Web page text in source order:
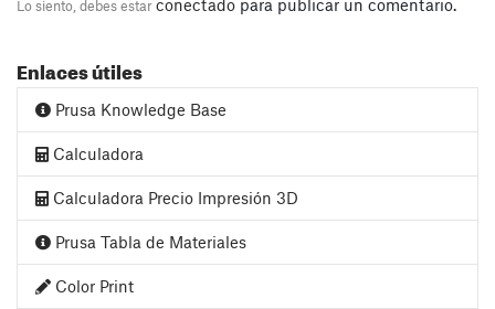
Lo siento, debes estarconectado para publicar un comentario.
Enlaces útiles
Prusa Knowledge Base
Calculadora
Calculadora Precio Impresión 3D
Prusa Tabla de Materiales
Color Print